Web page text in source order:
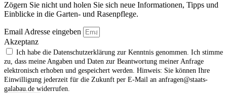
Zögern Sie nicht und holen Sie sich neue Informationen, Tipps und
Einblicke in die Garten- und Rasenpflege.
Email Adresse eingeben
Akzeptanz
Ich habe die Datenschutzerklärung zur Kenntnis genommen. Ich stimme
zu, dass meine Angaben und Daten zur Beantwortung meiner Anfrage
elektronisch erhoben und gespeichert werden. Hinweis: Sie können Ihre
Einwilligung jederzeit für die Zukunft per E‑Mail an anfragen@staats-
galabau.de widerrufen.